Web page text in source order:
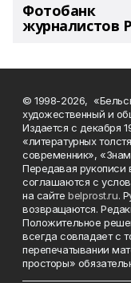
Фотобанк
журналистов
© 1998-2026,
художественный и
Издается с декабря
«литературных
современник»,
Передавая
соглашаются с
на сайтеbelprost.ru.
возвращаются.
Положительное
всегда совпадает с
перепечатывании
просторы»